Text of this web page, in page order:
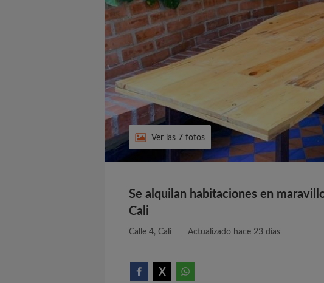
Ver las 7 fotos
Se alquilan habitaciones en
Cali
Calle 4, Cali Actualizado hace 23 días